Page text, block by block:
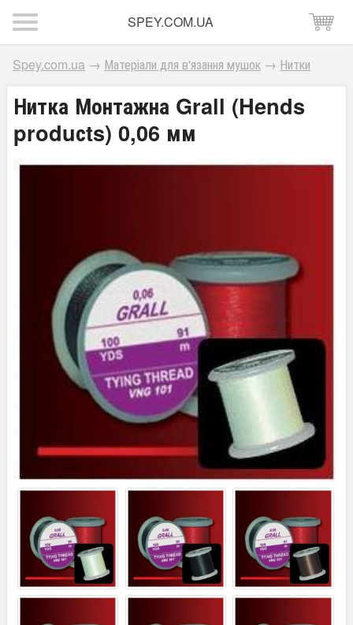
SPEY.COM.UA
Spey.com.ua → Матеріали для в'язання мушок → Нитки
Нитка Монтажна Grall (Hends
produсts) 0,06 мм